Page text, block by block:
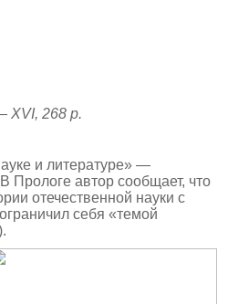
XVI, 268 р.
и литературе» —
Прологе автор сообщает, что
отечественной науки с
себя «темой